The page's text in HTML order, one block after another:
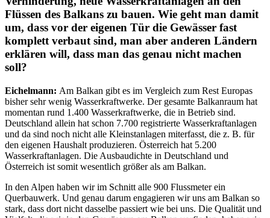
Flüssen des Balkans zu bauen. Wie geht man damit
um, dass vor der eigenen Tür die Gewässer fast
komplett verbaut sind, man aber anderen Ländern
erklären will, dass man das genau nicht machen
soll?
Eichelmann: Am Balkan gibt es im Vergleich zum Rest Europas
bisher sehr wenig Wasserkraftwerke. Der gesamte Balkanraum hat
momentan rund 1.400 Wasserkraftwerke, die in Betrieb sind.
Deutschland allein hat schon 7.700 registrierte Wasserkraftanlagen
und da sind noch nicht alle Kleinstanlagen miterfasst, die z. B. für
den eigenen Haushalt produzieren. Österreich hat 5.200
Wasserkraftanlagen. Die Ausbaudichte in Deutschland und
Österreich ist somit wesentlich größer als am Balkan.
In den Alpen haben wir im Schnitt alle 900 Flussmeter ein
Querbauwerk. Und genau darum engagieren wir uns am Balkan so
stark, dass dort nicht dasselbe passiert wie bei uns. Die Qualität und